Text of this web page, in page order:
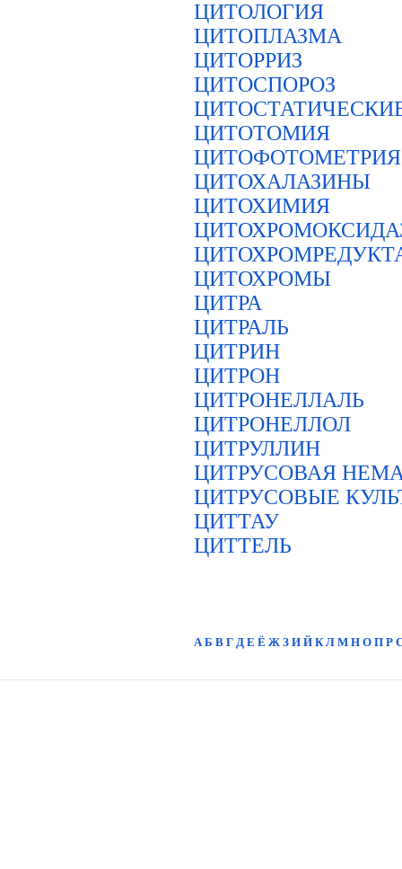
ЦИТОЛОГИЯ
ЦИТОПЛАЗМА
ЦИТОРРИЗ
ЦИТОСПОРОЗ
ЦИТОТОМИЯ
ЦИТОФОТОМЕТРИЯ
ЦИТОХАЛАЗИНЫ
ЦИТОХИМИЯ
ЦИТОХРОМЫ
ЦИТРА
ЦИТРАЛЬ
ЦИТРИН
ЦИТРОН
ЦИТРОНЕЛЛАЛЬ
ЦИТРОНЕЛЛОЛ
ЦИТРУЛЛИН
ЦИТРУСОВАЯ
ЦИТРУСОВЫЕ
ЦИТТАУ
ЦИТТЕЛЬ
А Б В Г Д Е Ё Ж З И Й К Л М Н О П Р